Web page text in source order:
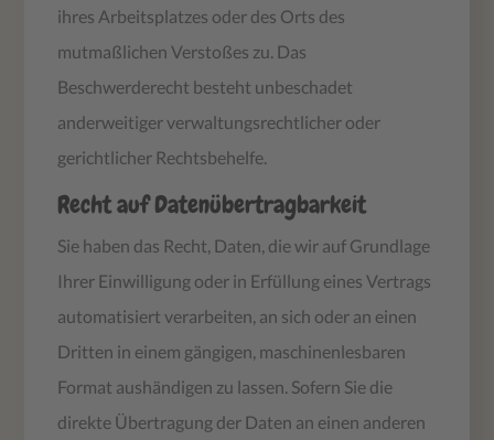
ihres Arbeitsplatzes oder des Orts des
mutmaßlichen Verstoßes zu. Das
Beschwerderecht besteht unbeschadet
anderweitiger verwaltungsrechtlicher oder
gerichtlicher Rechtsbehelfe.
Recht auf Daten­übertrag­barkeit
Sie haben das Recht, Daten, die wir auf Grundlage
Ihrer Einwilligung oder in Erfüllung eines Vertrags
automatisiert verarbeiten, an sich oder an einen
Dritten in einem gängigen, maschinenlesbaren
Format aushändigen zu lassen. Sofern Sie die
direkte Übertragung der Daten an einen anderen